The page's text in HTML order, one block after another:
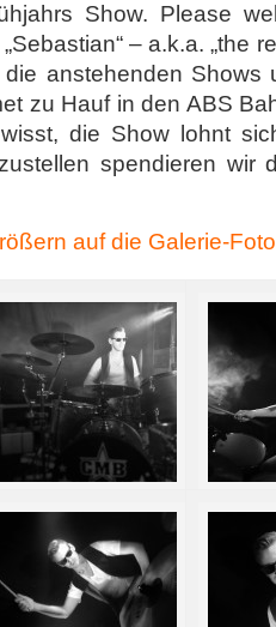
Show. Please
– a.k.a. „the
anstehenden Shows
zu Hauf in den ABS
die Show lohnt
spendieren wir
auf die Galerie-